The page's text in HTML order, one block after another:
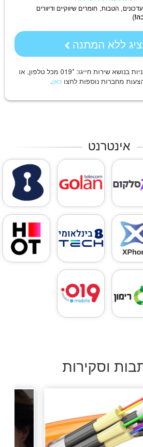
הטבות, חומרים שיווקיים ודיוורים
)
ללא המתנה
בנושא שירות חייגו:
*019 מכל טלפון, או
מחברות נוספות לחצו כאן.
וסקירות